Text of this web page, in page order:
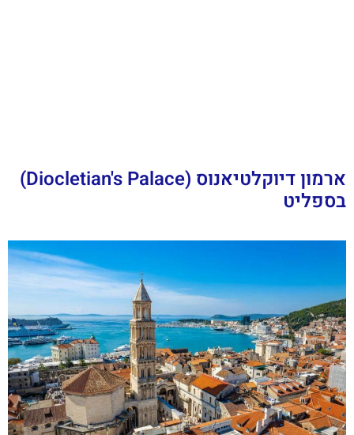
ארמון דיוקלטיאנוס (Diocletian's Palace)
בספליט